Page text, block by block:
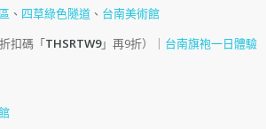
、 四草綠色隧道 、 台南美術館
折扣碼「THSRTW9」再9折）｜ 台南旗袍一日體驗